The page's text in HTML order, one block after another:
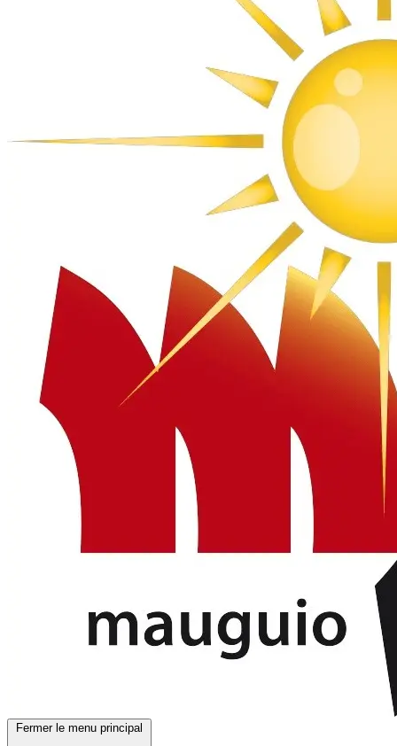
Fermer le menu principal